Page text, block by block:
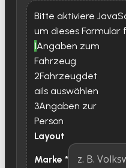
Bitte aktiviere
um dieses Formular
1Angaben zum
Fahrzeug
2Fahrzeugdet
ails auswählen
3Angaben zur
Person
Layout
Marke *